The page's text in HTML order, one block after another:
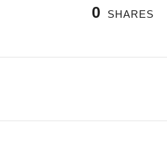
0 SHARES